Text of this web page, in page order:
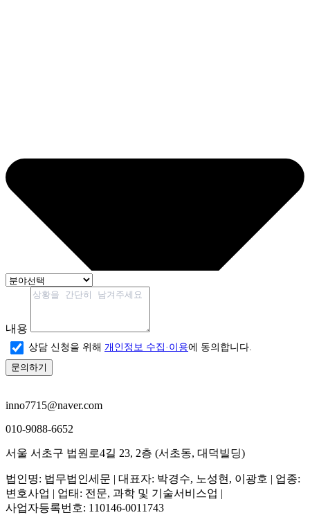
내용
상담 신청을 위해 개인정보 수집·이용에 동의합니다.
문의하기
inno7715@naver.com
010-9088-6652
서울 서초구 법원로4길 23, 2층 (서초동, 대덕빌딩)
법인명: 법무법인세문 | 대표자: 박경수, 노성현, 이광호 | 업종:
변호사업 | 업태: 전문, 과학 및 기술서비스업 |
사업자등록번호: 110146-0011743